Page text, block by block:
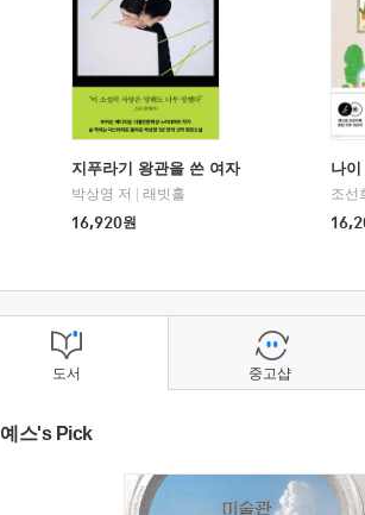
지푸라기 왕관을 쓴 여자
박상영 저
래빗홀
16,920원
나
조선
도서
예스's Pick
중고샵